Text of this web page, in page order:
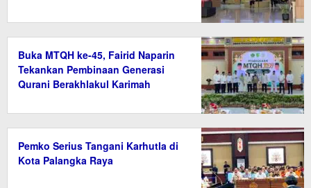
Buka MTQH ke-45, Fairid Naparin
Tekankan Pembinaan Generasi
Qurani Berakhlakul Karimah
Pemko Serius Tangani Karhutla di
Kota Palangka Raya